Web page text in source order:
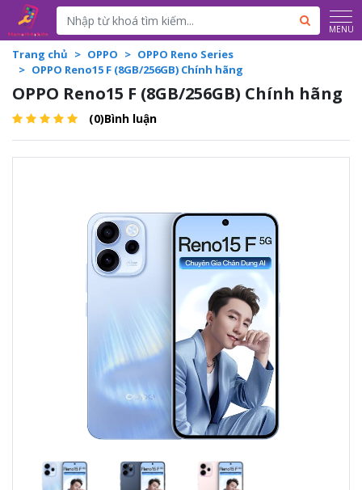
Powered by Translate MENU
Trang chủ OPPO
OPPO Reno Series
OPPO Reno15 F (8GB/256GB) Chính hãng
OPPO Reno15 F (8GB/256GB) Chính hãng
(0)Bình luận